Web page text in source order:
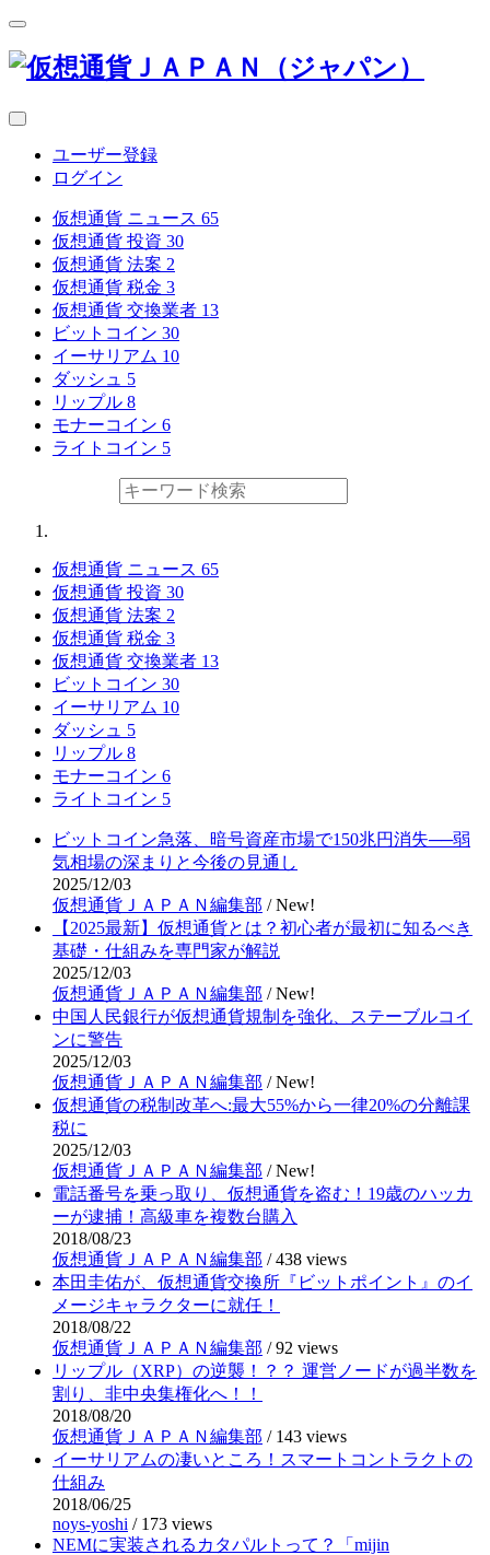
ユーザー登録
ログイン
仮想通貨 ニュース 65
仮想通貨 投資 30
仮想通貨 法案 2
仮想通貨 税金 3
仮想通貨 交換業者 13
ビットコイン 30
イーサリアム 10
ダッシュ 5
リップル 8
モナーコイン 6
ライトコイン 5
仮想通貨 ニュース 65
仮想通貨 投資 30
仮想通貨 法案 2
仮想通貨 税金 3
仮想通貨 交換業者 13
ビットコイン 30
イーサリアム 10
ダッシュ 5
リップル 8
モナーコイン 6
ライトコイン 5
ビットコイン急落、暗号資産市場で150兆円消失──弱
気相場の深まりと今後の見通し
2025/12/03
仮想通貨ＪＡＰＡＮ編集部 /New!
【2025最新】仮想通貨とは？初心者が最初に知るべき
基礎・仕組みを専門家が解説
2025/12/03
仮想通貨ＪＡＰＡＮ編集部 /New!
中国人民銀行が仮想通貨規制を強化、ステーブルコイ
ンに警告
2025/12/03
仮想通貨ＪＡＰＡＮ編集部 /New!
仮想通貨の税制改革へ:最大55%から一律20%の分離課
税に
2025/12/03
仮想通貨ＪＡＰＡＮ編集部 /New!
電話番号を乗っ取り、仮想通貨を盗む！19歳のハッカ
ーが逮捕！高級車を複数台購入
2018/08/23
仮想通貨ＪＡＰＡＮ編集部 /438 views
本田圭佑が、仮想通貨交換所『ビットポイント』のイ
メージキャラクターに就任！
2018/08/22
仮想通貨ＪＡＰＡＮ編集部 /92 views
リップル（XRP）の逆襲！？？ 運営ノードが過半数を
割り、非中央集権化へ！！
2018/08/20
仮想通貨ＪＡＰＡＮ編集部 / 143 views
イーサリアムの凄いところ！スマートコントラクトの
仕組み
2018/06/25
noys-yoshi / 173 views
NEMに実装されるカタパルトって？「mijin